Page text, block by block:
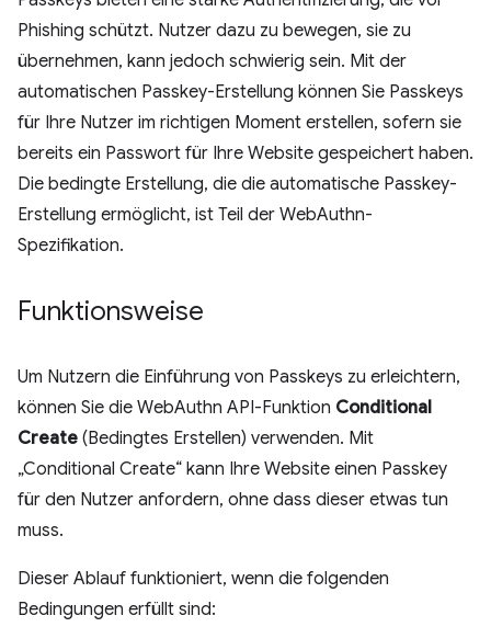
Phishing schützt. Nutzer dazu zu bewegen, sie zu
übernehmen, kann jedoch schwierig sein. Mit der
automatischen Passkey-Erstellung können Sie Passkeys
für Ihre Nutzer im richtigen Moment erstellen, sofern sie
bereits ein Passwort für Ihre Website gespeichert haben.
Die bedingte Erstellung, die die automatische Passkey-
Erstellung ermöglicht, ist Teil der WebAuthn-
Spezifikation.
Funktionsweise
Um Nutzern die Einführung von Passkeys zu erleichtern,
können Sie die WebAuthn API-Funktion Conditional
Create (Bedingtes Erstellen) verwenden. Mit
„Conditional Create“ kann Ihre Website einen Passkey
für den Nutzer anfordern, ohne dass dieser etwas tun
muss.
Dieser Ablauf funktioniert, wenn die folgenden
Bedingungen erfüllt sind: